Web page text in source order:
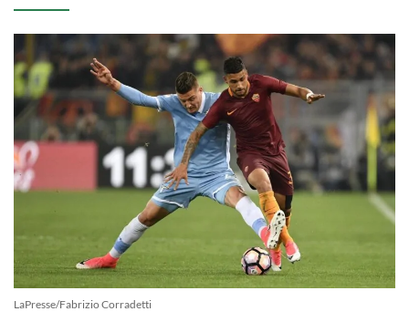
LaPresse/Fabrizio Corradetti